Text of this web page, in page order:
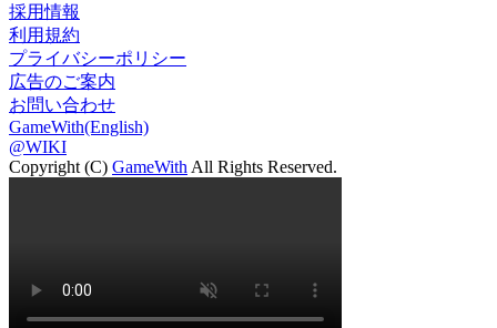
採用情報
利用規約
プライバシーポリシー
広告のご案内
お問い合わせ
GameWith(English)
@WIKI
Copyright (C) GameWith All Rights Reserved.